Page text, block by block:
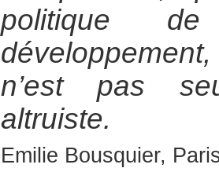
politique
n’est pas
altruiste.
Emilie Bousquier,